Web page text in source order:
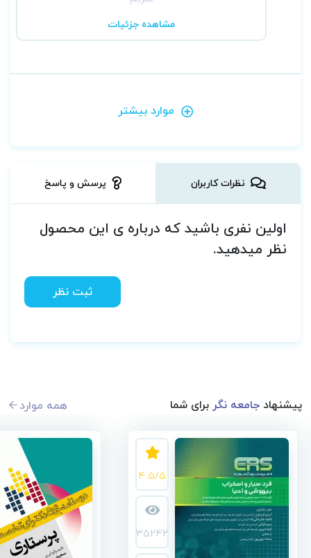
مشاهده جزئیات
موارد بیشتر
نظرات کاربران پرسش و پاسخ
اولین نفری باشید که درباره ی این محصول
نظر میدهید.
ثبت نظر
پیشنهادجامعه نگربرای شما همه موارد
4.5/5
35242